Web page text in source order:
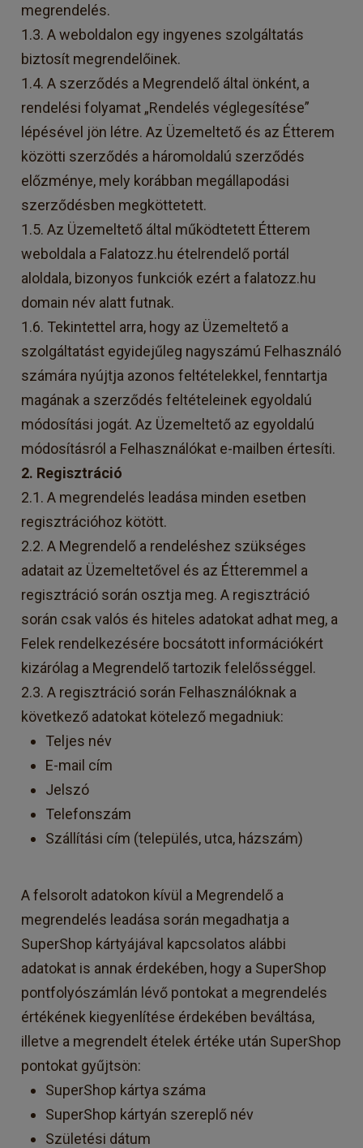
megrendelés.
1.3. A weboldalon egy ingyenes szolgáltatás
biztosít megrendelőinek.
1.4. A szerződés a Megrendelő által önként, a
rendelési folyamat „Rendelés véglegesítése”
lépésével jön létre. Az Üzemeltető és az Étterem
közötti szerződés a háromoldalú szerződés
előzménye, mely korábban megállapodási
szerződésben megköttetett.
1.5. Az Üzemeltető által működtetett Étterem
weboldala a Falatozz.hu ételrendelő portál
aloldala, bizonyos funkciók ezért a falatozz.hu
domain név alatt futnak.
1.6. Tekintettel arra, hogy az Üzemeltető a
szolgáltatást egyidejűleg nagyszámú Felhasználó
számára nyújtja azonos feltételekkel, fenntartja
magának a szerződés feltételeinek egyoldalú
módosítási jogát. Az Üzemeltető az egyoldalú
módosításról a Felhasználókat e-mailben értesíti.
2. Regisztráció
2.1. A megrendelés leadása minden esetben
regisztrációhoz kötött.
2.2. A Megrendelő a rendeléshez szükséges
adatait az Üzemeltetővel és az Étteremmel a
regisztráció során osztja meg. A regisztráció
során csak valós és hiteles adatokat adhat meg, a
Felek rendelkezésére bocsátott információkért
kizárólag a Megrendelő tartozik felelősséggel.
2.3. A regisztráció során Felhasználóknak a
következő adatokat kötelező megadniuk:
Teljes név
E-mail cím
Jelszó
Telefonszám
Szállítási cím (település, utca, házszám)
A felsorolt adatokon kívül a Megrendelő a
megrendelés leadása során megadhatja a
SuperShop kártyájával kapcsolatos alábbi
adatokat is annak érdekében, hogy a SuperShop
pontfolyószámlán lévő pontokat a megrendelés
értékének kiegyenlítése érdekében beváltása,
illetve a megrendelt ételek értéke után SuperShop
pontokat gyűjtsön:
SuperShop kártya száma
SuperShop kártyán szereplő név
Születési dátum